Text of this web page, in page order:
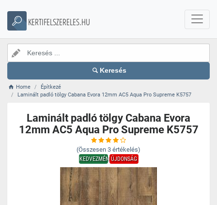
KERTIFELSZERELES.HU
Keresés
Home
Építkezé
Laminált padló tölgy Cabana Evora 12mm AC5 Aqua Pro Supreme K5757
Laminált padló tölgy Cabana Evora
12mm AC5 Aqua Pro Supreme K5757
(Összesen 3 értékelés)
KEDVEZMÉNYÚJDONSÁG